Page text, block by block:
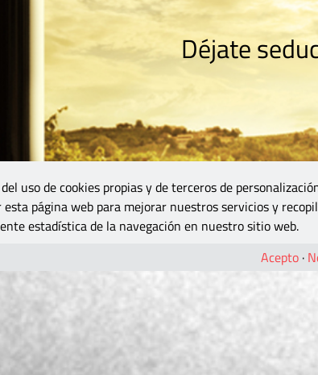
Déjate
uso de cookies propias y de terceros de
página web para mejorar nuestros servicios y
estadística de la navegación en nuestro sitio web.
Acepto ·